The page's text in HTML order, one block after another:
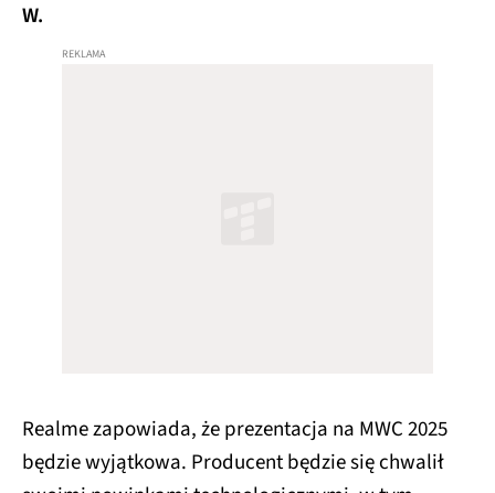
W.
Realme zapowiada, że prezentacja na MWC 2025
będzie wyjątkowa. Producent będzie się chwalił